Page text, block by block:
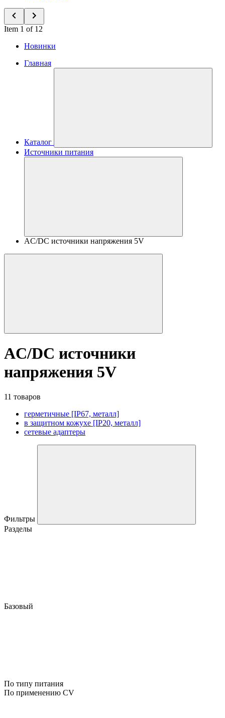
Item 1 of 12
Новинки
Главная
Каталог
Источники питания
AC/DC источники напряжения 5V
AC/DC источники
напряжения 5V
11 товаров
герметичные [IP67, металл]
в защитном кожухе [IP20, металл]
сетевые адаптеры
Фильтры
Разделы
Базовый
По типу питания
По применению CV